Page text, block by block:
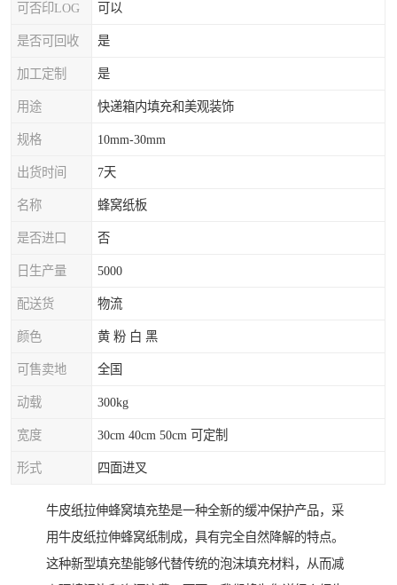
可否印LOG 可以
是否可回收 是
加工定制 是
用途 快递箱内填充和美观装饰
规格 10mm-30mm
出货时间 7天
名称 蜂窝纸板
是否进口 否
日生产量 5000
配送货 物流
颜色 黄 粉 白 黑
可售卖地 全国
动载 300kg
宽度 30cm 40cm 50cm 可定制
形式 四面进叉
牛皮纸拉伸蜂窝填充垫是一种全新的缓冲保护产品，采
用牛皮纸拉伸蜂窝纸制成，具有完全自然降解的特点。
这种新型填充垫能够代替传统的泡沫填充材料，从而减